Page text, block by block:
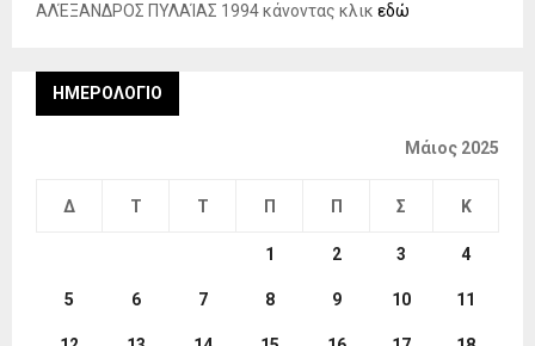
ΑΛΈΞΑΝΔΡΟΣ ΠΥΛΑΊΑΣ 1994 κάνοντας κλικ εδώ
ΗΜΕΡΟΛΌΓΙΟ
Μάιος 2025
Δ Τ Τ Π Π Σ Κ
1 2 3 4
5 6 7 8 9 10 11